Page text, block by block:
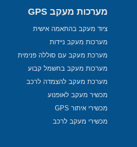
מערכות מעקב GPS
ציוד מעקב בהתאמה אישית
מערכות מעקב ניידות
מערכת מעקב עם סוללה פנימית
מערכות מעקב בחשמל קבוע
מערכת מעקב להצמדה לרכב
מכשיר מעקב לאופנוע
מכשירי איתור GPS
מכשירי מעקב לרכב